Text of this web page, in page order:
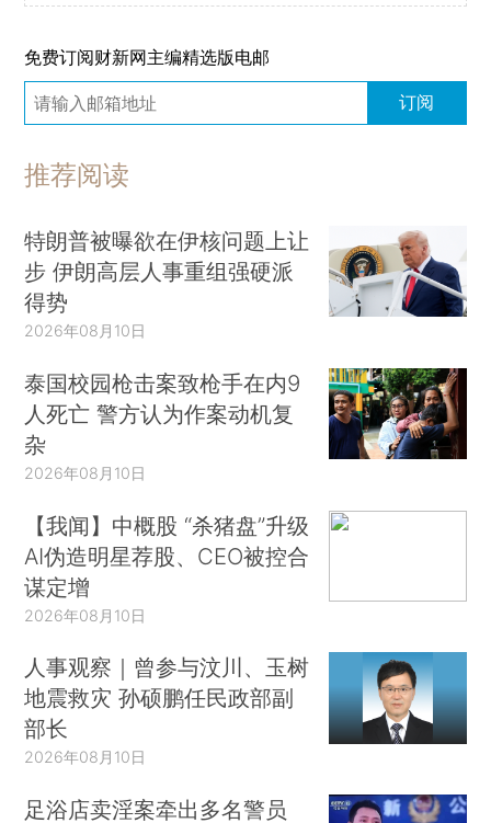
免费订阅财新网主编精选版电邮
订阅
推荐阅读
特朗普被曝欲在伊核问题上让
步 伊朗高层人事重组强硬派
得势
2026年08月10日
泰国校园枪击案致枪手在内9
人死亡 警方认为作案动机复
杂
2026年08月10日
【我闻】中概股 “杀猪盘”升级
AI伪造明星荐股、CEO被控合
谋定增
2026年08月10日
人事观察｜曾参与汶川、玉树
地震救灾 孙硕鹏任民政部副
部长
2026年08月10日
足浴店卖淫案牵出多名警员